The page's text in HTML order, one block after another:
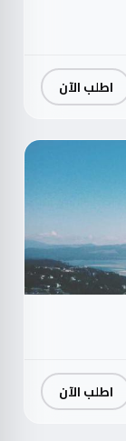
اطلب الآن
اطلب الآن